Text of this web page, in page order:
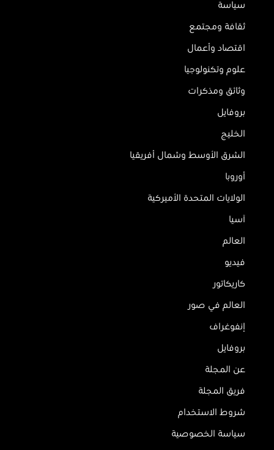
سياسة
ثقافة ومجتمع
اقتصاد وأعمال
علوم وتكنولوجيا
وثائق ومذكرات
بروفايل
الخليج
الشرق الأوسط وشمال أفريقيا
أوروبا
الولايات المتحدة الأميركية
آسيا
العالم
فيديو
كاريكاتور
العالم في صور
إنفوغراف
بروفايل
عن المجلة
فريق المجلة
شروط الاستخدام
سياسة الخصوصية